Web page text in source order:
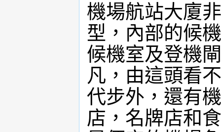
機場航站大廈
型，內部的候
候機室及登機
凡，由這頭看
代步外，還有
店，名牌店和